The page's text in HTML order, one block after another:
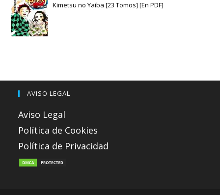
Kimetsu no Yaiba [23 Tomos] [En PDF]
AVISO LEGAL
Aviso Legal
Política de Cookies
Política de Privacidad